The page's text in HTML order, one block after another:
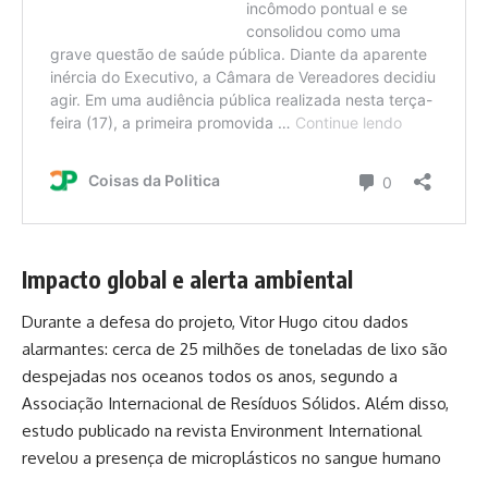
Impacto global e alerta ambiental
Durante a defesa do projeto, Vitor Hugo citou dados
alarmantes: cerca de 25 milhões de toneladas de lixo são
despejadas nos oceanos todos os anos, segundo a
Associação Internacional de Resíduos Sólidos. Além disso,
estudo publicado na revista Environment International
revelou a presença de microplásticos no sangue humano